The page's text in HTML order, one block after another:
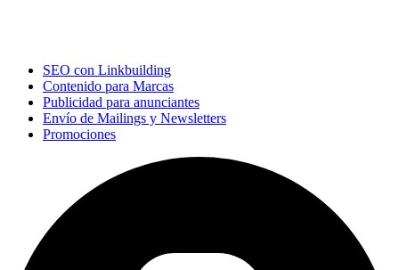
SEO con Linkbuilding
Contenido para Marcas
Publicidad para anunciantes
Envío de Mailings y Newsletters
Promociones